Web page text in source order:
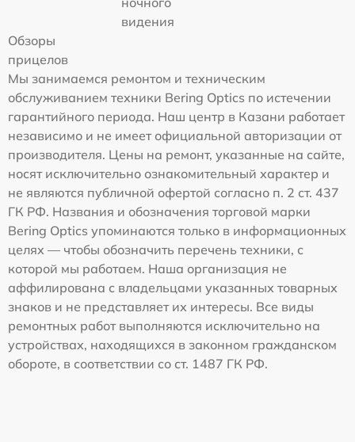
видения
Обзоры
прицелов
Мы занимаемся ремонтом и техническим
обслуживанием техники Bering Optics по истечении
гарантийного периода. Наш центр в Казани работает
независимо и не имеет официальной авторизации от
производителя. Цены на ремонт, указанные на сайте,
носят исключительно ознакомительный характер и
не являются публичной офертой согласно п. 2 ст. 437
ГК РФ. Названия и обозначения торговой марки
Bering Optics упоминаются только в информационных
целях — чтобы обозначить перечень техники, с
которой мы работаем. Наша организация не
аффилирована с владельцами указанных товарных
знаков и не представляет их интересы. Все виды
ремонтных работ выполняются исключительно на
устройствах, находящихся в законном гражданском
обороте, в соответствии со ст. 1487 ГК РФ.